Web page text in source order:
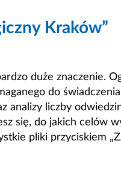
Kraków”
duże znaczenie.
do
analizy liczby
się, do jakich celów
pliki przyciskiem